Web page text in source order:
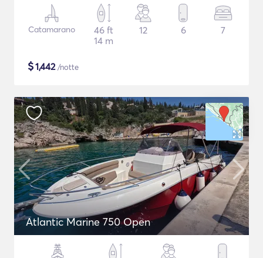
Catamarano
46 ft
14 m
12 6 7
$1,442/notte
Atlantic Marine 750 Open